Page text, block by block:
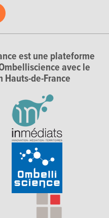
est une plateforme
avec le
de-France